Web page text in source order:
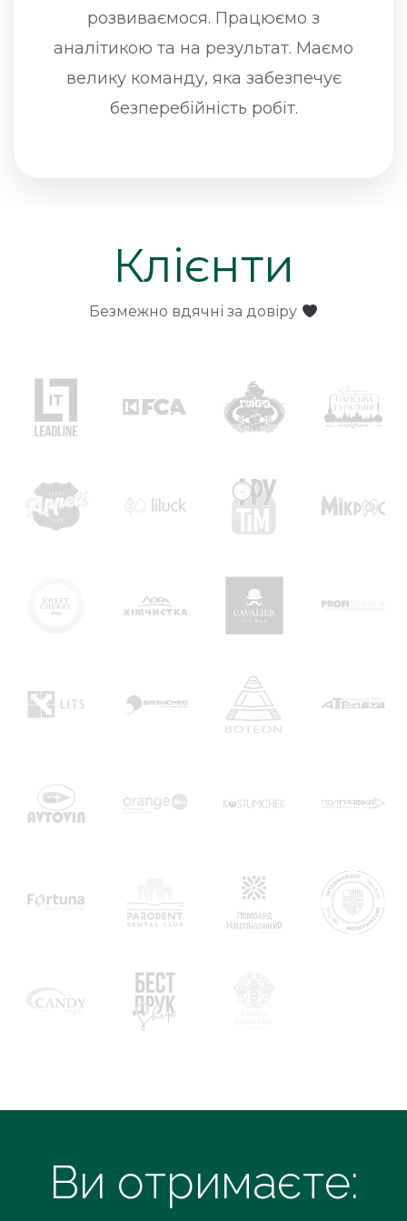
розвиваємося. Працюємо з
аналітикою та на результат. Маємо
велику команду, яка забезпечує
безперебійність робіт.
Клієнти
Безмежно вдячні за довіру
Ви отримаєте: